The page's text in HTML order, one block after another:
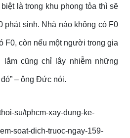
là trong khu phong tỏa thì sẽ
phát sinh. Nhà nào không có F0
F0, còn nếu một người trong gia
cũng chỉ lây nhiễm những
– ông Đức nói.
su/tphcm-xay-dung-ke-
soat-dich-truoc-ngay-159-